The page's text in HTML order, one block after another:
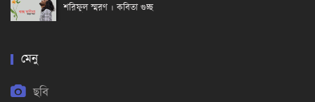
শরিফুল স্মরণ । কবিতা গুচ্ছ
মেনু
ছবি